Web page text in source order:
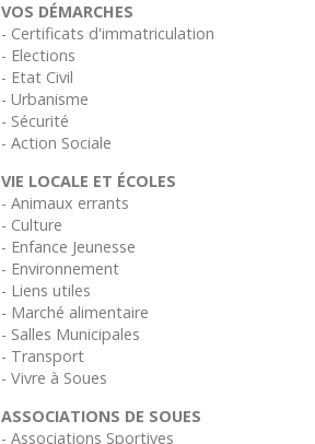
VOS DÉMARCHES
- Certificats d'immatriculation
- Elections
- Etat Civil
- Urbanisme
- Sécurité
- Action Sociale
VIE LOCALE ET ÉCOLES
- Animaux errants
- Culture
- Enfance Jeunesse
- Environnement
- Liens utiles
- Marché alimentaire
- Salles Municipales
- Transport
- Vivre à Soues
ASSOCIATIONS DE SOUES
- Associations Sportives